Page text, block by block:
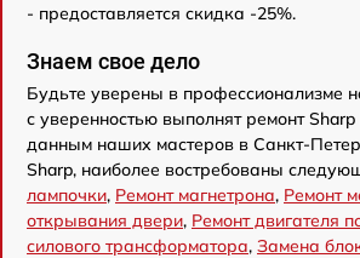
- предоставляется скидка -25%.
Знаем свое дело
Будьте уверены в профессионализме
с уверенностью выполнят ремонт
данным наших мастеров в Санкт-
Sharp, наиболее востребованы
лампочки, Ремонт магнетрона, Ремонт
открывания двери, Ремонт двигателя
силового трансформатора, Замена